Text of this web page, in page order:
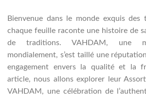
Bienvenue dans le monde exquis des
chaque feuille raconte une histoire de
de traditions. VAHDAM, une
mondialement, s’est taillé une
engagement envers la qualité et la
article, nous allons explorer leur
VAHDAM, une célébration de